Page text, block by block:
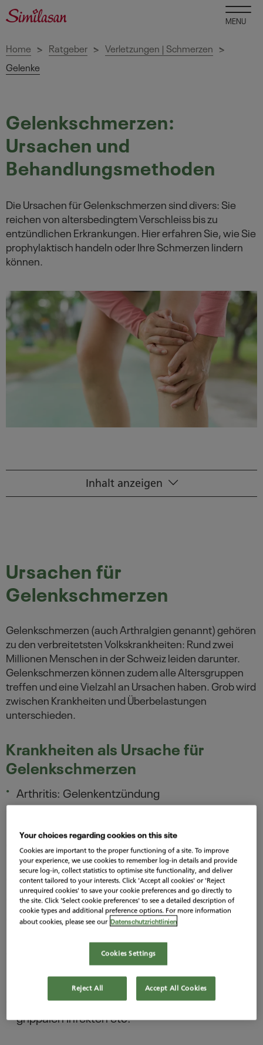
MENU
Home > Ratgeber > Verletzungen | Schmerzen >
Gelenke
Gelenkschmerzen:
Ursachen und
Behandlungsmethoden
Die Ursachen für Gelenkschmerzen sind divers: Sie
reichen von altersbedingtem Verschleiss bis zu
entzündlichen Erkrankungen. Hier erfahren Sie, wie Sie
prophylaktisch handeln oder Ihre Schmerzen lindern
können.
Ursachen für Gelenkschmerzen
Gelenkschmerzen in den Wechseljahren
Häufig gestellte Fragen
Nützliche Hinweise zu Gelenkschmerzen
Produkte
Autor
Inhalt anzeigen
Ursachen für
Gelenkschmerzen
Gelenkschmerzen (auch Arthralgien genannt) gehören
zu den verbreitetsten Volkskrankheiten: Rund zwei
Millionen Menschen in der Schweiz leiden darunter.
Gelenkschmerzen können zudem alle Altersgruppen
treffen und eine Vielzahl an Ursachen haben. Grob wird
zwischen Krankheiten und Überbelastungen
unterschieden.
Krankheiten als Ursache für
Gelenkschmerzen
Arthritis: Gelenkentzündung
Rheumatische Erkrankungen wie Morbus
Bechterew
Gicht
Sklerose
Psoriasis-Arthritis: Gelenkentzündung bei
Verschiedene Entzündungen, darunter
Gefäss-, Wirbel-, Schleimbeutel- oder
Darmentzündungen
Gelenkschmerzen: nach/bei Infektionen,
grippalen Infekten etc.
Your choices regarding cookies on this site
Cookies are important to the proper functioning of a site. To improve
your experience, we use cookies to remember log-in details and provide
secure log-in, collect statistics to optimise site functionality, and deliver
content tailored to your interests. Click 'Accept all cookies' or 'Reject
unrequired cookies' to save your cookie preferences and go directly to
the site. Click 'Select cookie preferences' to see a detailed description of
cookie types and additional preference options. For more information
about cookies, please see our Datenschutzrichtlinien
Cookies Settings
Reject All Accept All Cookies